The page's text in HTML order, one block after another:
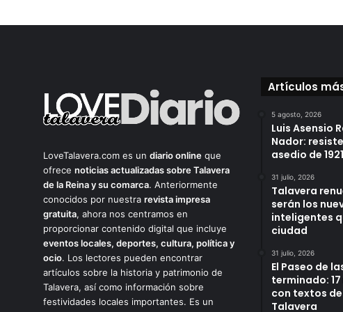
LoveTalavera.com es un diario online que
ofrece noticias actualizadas sobre Talavera
de la Reina y su comarca. Anteriormente
conocidos por nuestra revista impresa
gratuita, ahora nos centramos en
proporcionar contenido digital que incluye
eventos locales, deportes, cultura, política y
ocio. Los lectores pueden encontrar
artículos sobre la historia y patrimonio de
Talavera, así como información sobre
festividades locales importantes. Es un
Artículos
5 agosto, 2026
Luis Asensio
Nador:
asedio de 1921
31 julio, 2026
Talavera
serán los
inteligentes
ciudad
31 julio, 2026
El Paseo de
terminado:
con textos
Talavera